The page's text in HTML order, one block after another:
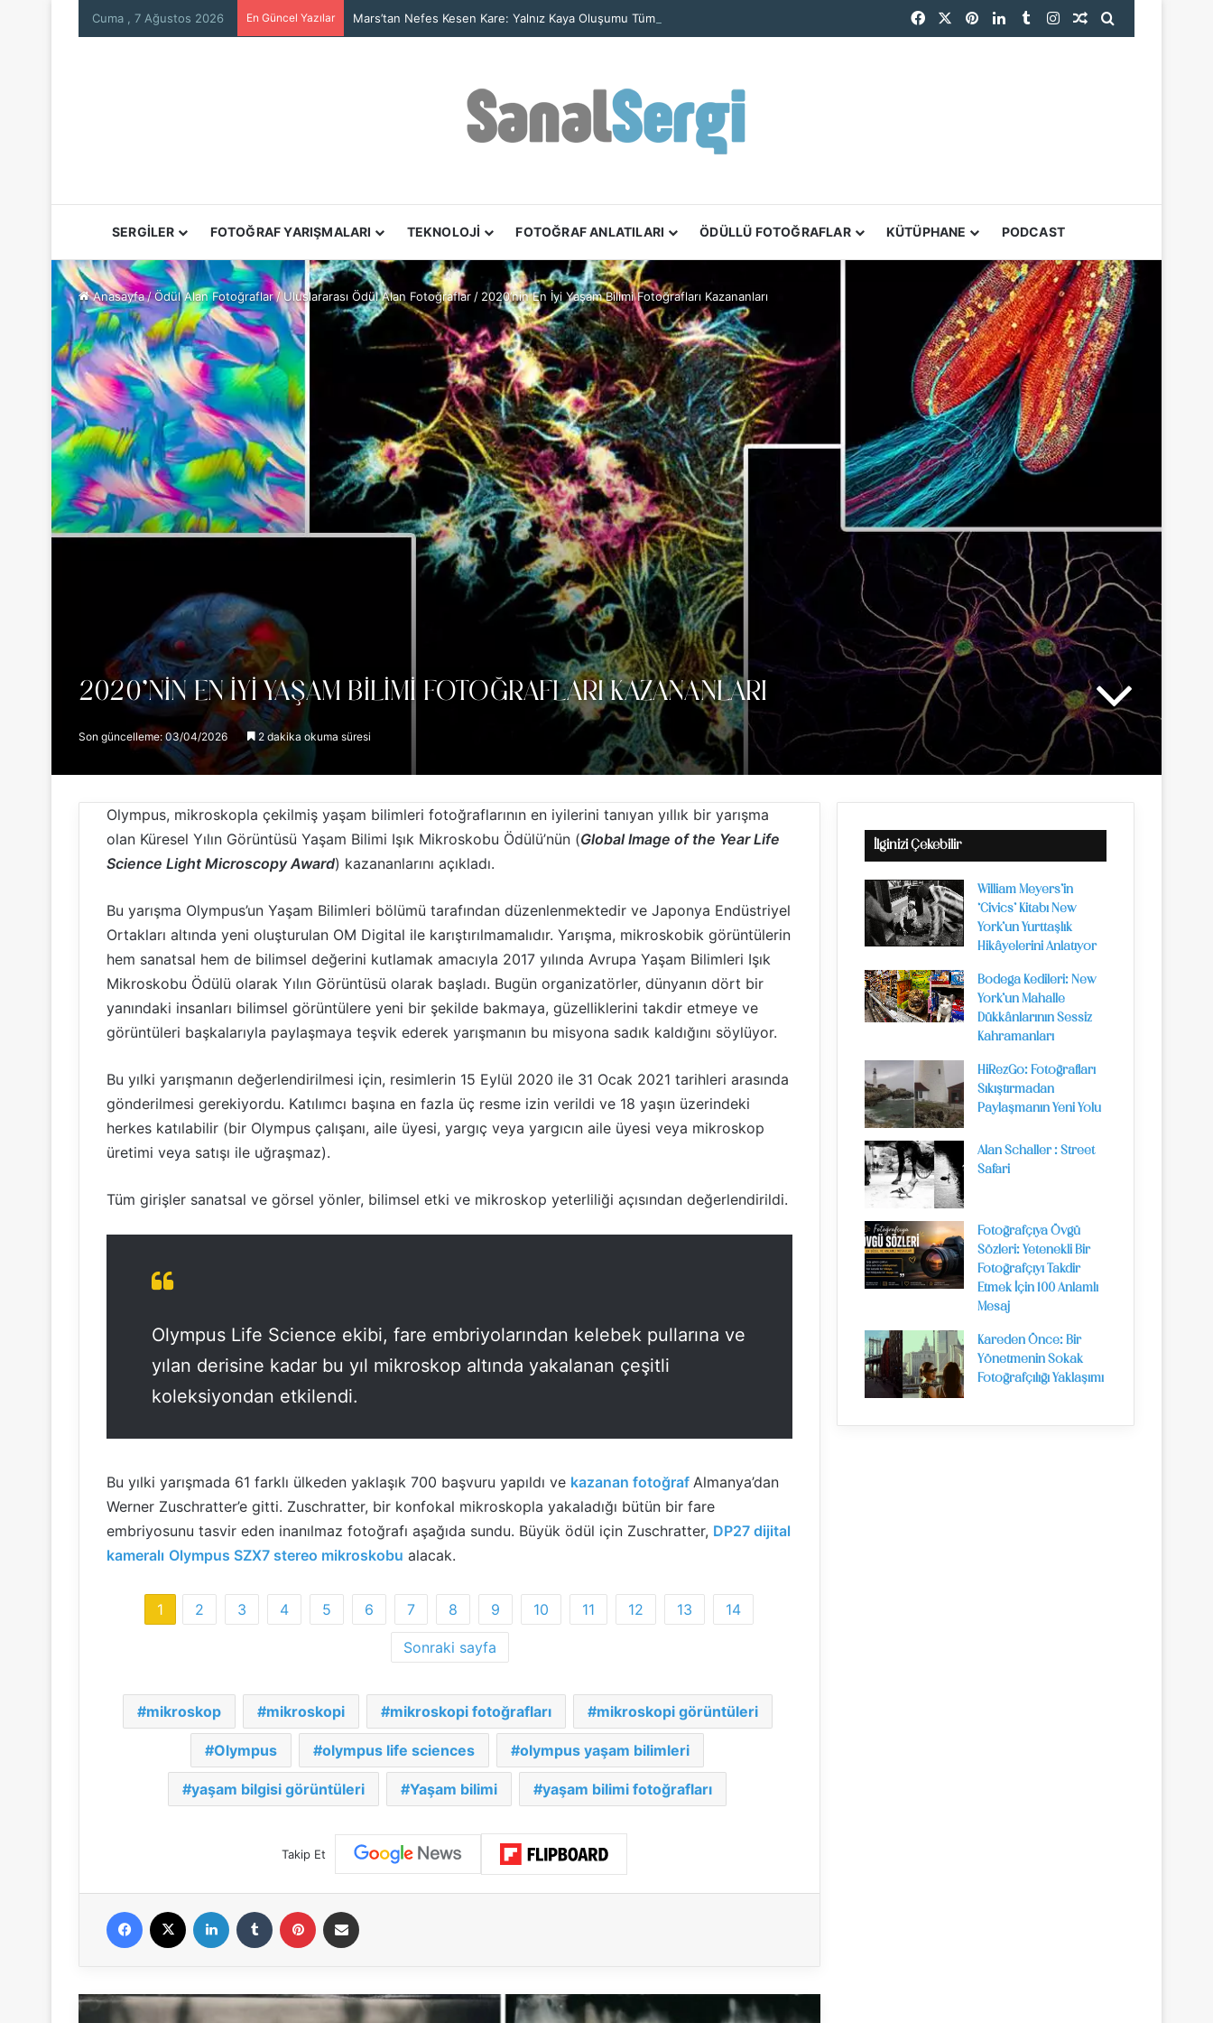
Cuma , 7 Ağustos 2026 En Güncel Yazılar Mars’tan Nefes Kesen Kare: Yalnız Kaya Oluşumu Tüm Ayrıntılarıyla Görüntülendi FacebookPinterestLinkedInTumblrInstagramRastgele Makale
SERGİLER FOTOĞRAF YARIŞMALARI TEKNOLOJİ FOTOĞRAF ANLATILARI ÖDÜLLÜ FOTOĞRAFLAR KÜTÜPHANE PODCAST
Anasayfa/Ödül Alan Fotoğraflar/Uluslararası Ödül Alan Fotoğraflar / 2020’nin En İyi Yaşam Bilimi Fotoğrafları Kazananları
2020’NIN EN İYI YAŞAM BILIMI FOTOĞRAFLARI KAZANANLARI
Son güncelleme: 03/04/2026 2 dakika okuma süresi
Olympus, mikroskopla çekilmiş yaşam bilimleri fotoğraflarının en iyilerini tanıyan yıllık bir yarışma
olan Küresel Yılın Görüntüsü Yaşam Bilimi Işık Mikroskobu Ödülü’nün (Global Image of the Year Life
Science Light Microscopy Award) kazananlarını açıkladı.
Bu yarışma Olympus’un Yaşam Bilimleri bölümü tarafından düzenlenmektedir ve Japonya Endüstriyel
Ortakları altında yeni oluşturulan OM Digital ile karıştırılmamalıdır. Yarışma, mikroskobik görüntülerin
hem sanatsal hem de bilimsel değerini kutlamak amacıyla 2017 yılında Avrupa Yaşam Bilimleri Işık
Mikroskobu Ödülü olarak Yılın Görüntüsü olarak başladı. Bugün organizatörler, dünyanın dört bir
yanındaki insanları bilimsel görüntülere yeni bir şekilde bakmaya, güzelliklerini takdir etmeye ve
görüntüleri başkalarıyla paylaşmaya teşvik ederek yarışmanın bu misyona sadık kaldığını söylüyor.
Bu yılki yarışmanın değerlendirilmesi için, resimlerin 15 Eylül 2020 ile 31 Ocak 2021 tarihleri ​​arasında
gönderilmesi gerekiyordu. Katılımcı başına en fazla üç resme izin verildi ve 18 yaşın üzerindeki
herkes katılabilir (bir Olympus çalışanı, aile üyesi, yargıç veya yargıcın aile üyesi veya mikroskop
üretimi veya satışı ile uğraşmaz).
Tüm girişler sanatsal ve görsel yönler, bilimsel etki ve mikroskop yeterliliği açısından değerlendirildi.
Olympus Life Science ekibi, fare embriyolarından kelebek pullarına ve
yılan derisine kadar bu yıl mikroskop altında yakalanan çeşitli
koleksiyondan etkilendi.
Bu yılki yarışmada 61 farklı ülkeden yaklaşık 700 başvuru yapıldı ve kazanan fotoğraf Almanya’dan
Werner Zuschratter’e gitti. Zuschratter, bir konfokal mikroskopla yakaladığı bütün bir fare
embriyosunu tasvir eden inanılmaz fotoğrafı aşağıda sundu. Büyük ödül için Zuschratter, DP27 dijital
kameralı Olympus SZX7 stereo mikroskobu alacak.
1 2 3 4 5 6 7 8 9 10 11 12 13 14
Sonraki sayfa
mikroskop mikroskopi mikroskopi fotoğrafları mikroskopi görüntüleri
Olympus olympus life sciences olympus yaşam bilimleri
yaşam bilgisi görüntüleri Yaşam bilimi yaşam bilimi fotoğrafları
Takip Et
Facebook LinkedIn Tumblr Pinterest
İlginizi Çekebilir
William Meyers’in
‘Civics’ Kitabı New
York’un Yurttaşlık
Hikâyelerini Anlatıyor
Bodega Kedileri: New
York’un Mahalle
Dükkânlarının Sessiz
Kahramanları
HiRezGo: Fotoğrafları
Sıkıştırmadan
Paylaşmanın Yeni Yolu
Alan Schaller : Street
Safari
Fotoğrafçıya Övgü
Sözleri: Yetenekli Bir
Fotoğrafçıyı Takdir
Etmek İçin 100 Anlamlı
Mesaj
Kareden Önce: Bir
Yönetmenin Sokak
Fotoğrafçılığı Yaklaşımı